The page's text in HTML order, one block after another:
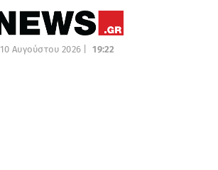
10 Αυγούστου 2026 | 19:22